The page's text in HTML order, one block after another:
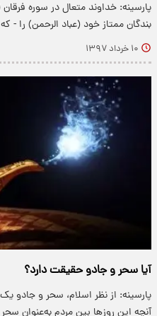
بندگان ممتاز خود (عباد الرحمن) را -
۱۰ خرداد ۱۳۹۷
آیا سحر و جادو حقیقت دارد؟
پارسینه: از نظر اسلام، سحر و جادو
آنچه این روز‌ها بین مردم به‌عنوان